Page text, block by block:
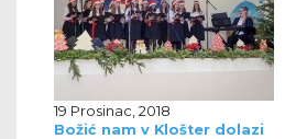
19 Prosinac, 2018
Božić nam v Klošter dolazi